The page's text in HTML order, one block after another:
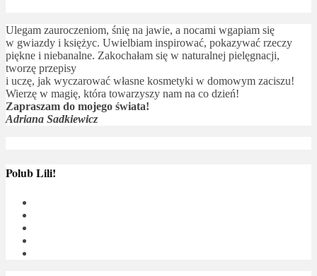
Ulegam zauroczeniom, śnię na jawie, a nocami wgapiam się
w gwiazdy i księżyc. Uwielbiam inspirować, pokazywać rzeczy
piękne i niebanalne. Zakochałam się w naturalnej pielęgnacji,
tworzę przepisy
i uczę, jak wyczarować własne kosmetyki w domowym zaciszu!
Wierzę w magię, która towarzyszy nam na co dzień!
Zapraszam do mojego świata!
Adriana Sadkiewicz
Polub Lili!